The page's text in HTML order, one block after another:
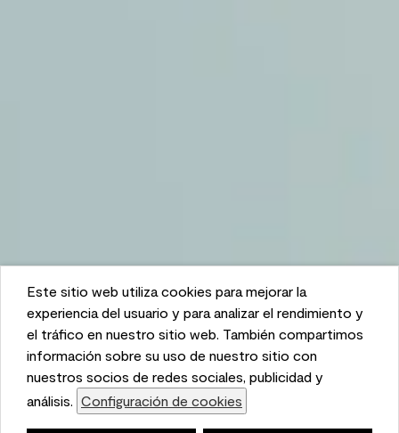
This website uses cookies to enhance user experience
and to analyze performance and traffic on our website.
We also share information about your use of our site
with our social media, advertising, and analytics
partners. Cookie Settings
Este sitio web utiliza cookies para mejorar la
experiencia del usuario y para analizar el rendimiento y
el tráfico en nuestro sitio web. También compartimos
información sobre su uso de nuestro sitio con
nuestros socios de redes sociales, publicidad y
análisis. Configuración de cookies